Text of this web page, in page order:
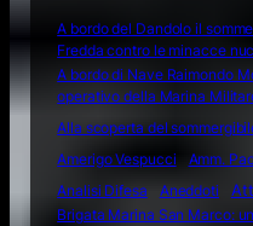
A bordo del Dandolo il
Fredda contro le minacce
A bordo di Nave Raimondo
operativo della Marina
Alla scoperta del
Amerigo Vespucci
Amm.
Analisi Difesa
Aneddoti
Brigata Marina San Marco: